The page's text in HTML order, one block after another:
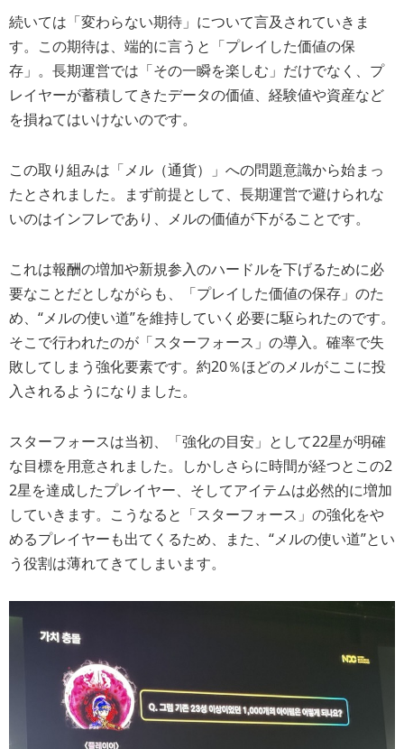
続いては「変わらない期待」について言及されていきま
す。この期待は、端的に言うと「プレイした価値の保
存」。長期運営では「その一瞬を楽しむ」だけでなく、プ
レイヤーが蓄積してきたデータの価値、経験値や資産など
を損ねてはいけないのです。
この取り組みは「メル（通貨）」への問題意識から始まっ
たとされました。まず前提として、長期運営で避けられな
いのはインフレであり、メルの価値が下がることです。
これは報酬の増加や新規参入のハードルを下げるために必
要なことだとしながらも、「プレイした価値の保存」のた
め、“メルの使い道”を維持していく必要に駆られたのです。
そこで行われたのが「スターフォース」の導入。確率で失
敗してしまう強化要素です。約20％ほどのメルがここに投
入されるようになりました。
スターフォースは当初、「強化の目安」として22星が明確
な目標を用意されました。しかしさらに時間が経つとこの2
2星を達成したプレイヤー、そしてアイテムは必然的に増加
していきます。こうなると「スターフォース」の強化をや
めるプレイヤーも出てくるため、また、“メルの使い道”とい
う役割は薄れてきてしまいます。